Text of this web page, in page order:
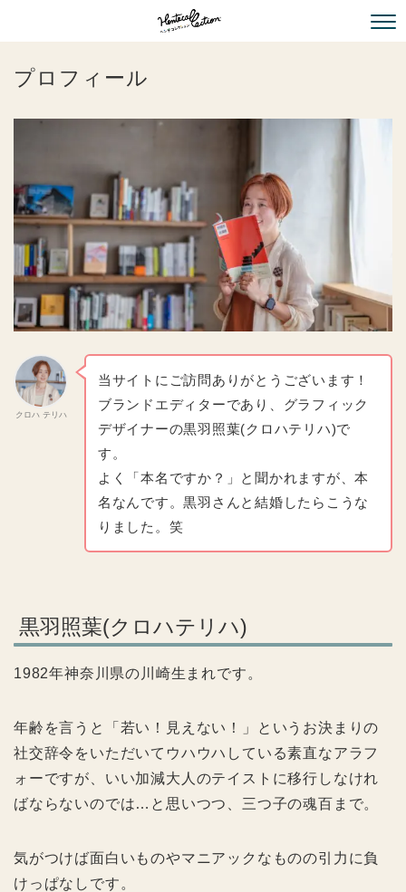
プロフィール
クロハ テリハ
当サイトにご訪問ありがとうございます！
ブランドエディターであり、グラフィック
デザイナーの黒羽照葉(クロハテリハ)で
す。
よく「本名ですか？」と聞かれますが、本
名なんです。黒羽さんと結婚したらこうな
りました。笑
黒羽照葉(クロハテリハ)
1982年神奈川県の川崎生まれです。
年齢を言うと「若い！見えない！」というお決まりの
社交辞令をいただいてウハウハしている素直なアラフ
ォーですが、いい加減大人のテイストに移行しなけれ
ばならないのでは…と思いつつ、三つ子の魂百まで。
気がつけば面白いものやマニアックなものの引力に負
けっぱなしです。